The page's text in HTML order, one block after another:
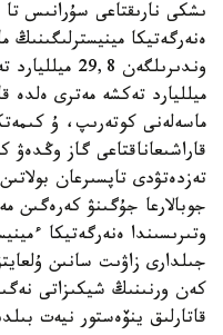
ىشكى نارىقتاعى سۇرانىس
ەنەرگەتيكا
ميلليارد تەكشە مەترى ەلدە
ماسەلەنى كوتەرىپ، ۇ
قاراشىعاناقتاعى گاز وڭدەۋ
تەزدەتۋدى تاپسىرعان
جوبالارعا جۇگىنۋ
وتىرىسىندا ەنەرگەتيكا
جىلدارى زاۋىت سانىن
كەن ورنىنىڭ شيكىزاتى
قاتارلىق ينۆەستور نيەت